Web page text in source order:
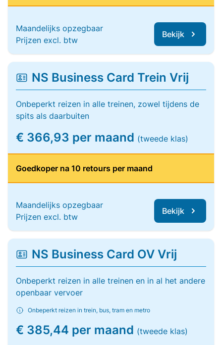
Maandelijks opzegbaar
Prijzen excl. btw
Bekijk
NS Business Card Trein Vrij
Onbeperkt reizen in alle treinen, zowel tijdens de
spits als daarbuiten
€ 366,93 per maand (tweede klas)
Goedkoper na 10 retours per maand
Maandelijks opzegbaar
Prijzen excl. btw
Bekijk
NS Business Card OV Vrij
Onbeperkt reizen in alle treinen en in al het andere
openbaar vervoer
Onbeperkt reizen in trein, bus, tram en metro
€ 385,44 per maand (tweede klas)